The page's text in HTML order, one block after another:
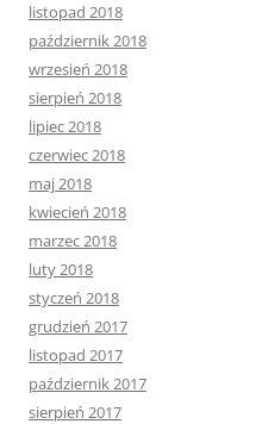
listopad 2018
październik 2018
wrzesień 2018
sierpień 2018
lipiec 2018
czerwiec 2018
maj 2018
kwiecień 2018
marzec 2018
luty 2018
styczeń 2018
grudzień 2017
listopad 2017
październik 2017
sierpień 2017